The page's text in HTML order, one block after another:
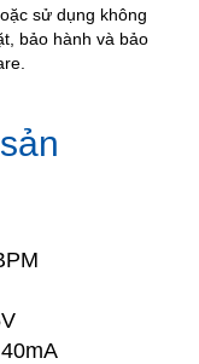
sử dụng không
bảo hành và bảo